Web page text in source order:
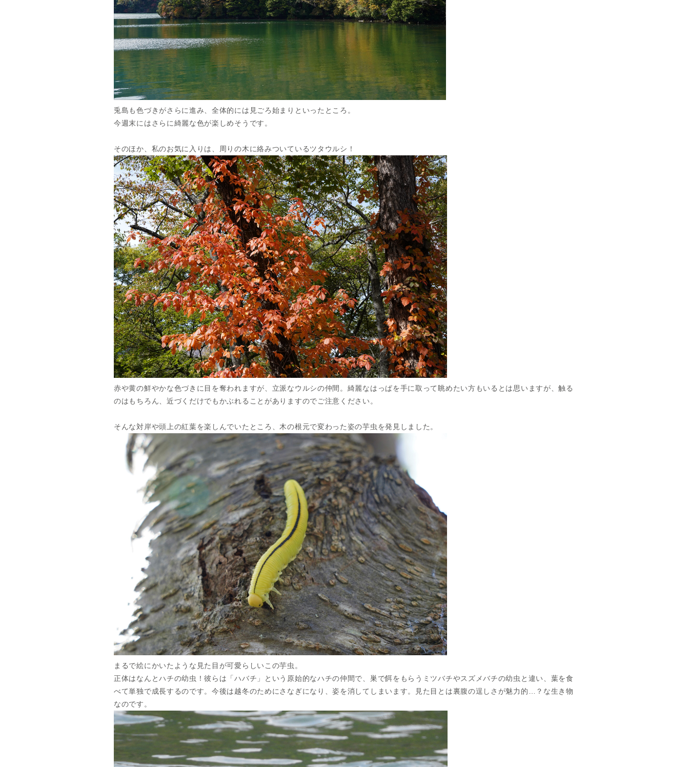
兎島も色づきがさらに進み、全体的には見ごろ始まりといったところ。
今週末にはさらに綺麗な色が楽しめそうです。
そのほか、私のお気に入りは、周りの木に絡みついているツタウルシ！
赤や黄の鮮やかな色づきに目を奪われますが、立派なウルシの仲間。綺麗なはっぱを手に取って眺めたい方もいるとは思いますが、触る
のはもちろん、近づくだけでもかぶれることがありますのでご注意ください。
そんな対岸や頭上の紅葉を楽しんでいたところ、木の根元で変わった姿の芋虫を発見しました。
まるで絵にかいたような見た目が可愛らしいこの芋虫。
正体はなんとハチの幼虫！彼らは「ハバチ」という原始的なハチの仲間で、巣で餌をもらうミツバチやスズメバチの幼虫と違い、葉を食
べて単独で成長するのです。今後は越冬のためにさなぎになり、姿を消してしまいます。見た目とは裏腹の逞しさが魅力的…？な生き物
なのです。